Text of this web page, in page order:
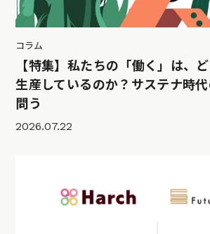
コラム
【特集】私たちの「働く」は、
生産しているのか？サステナ時
問う
2026.07.22